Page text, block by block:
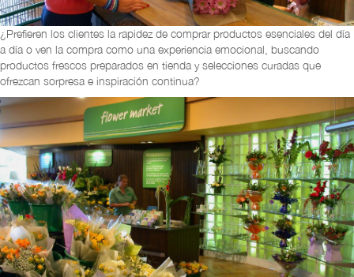
¿Prefieren los clientes la rapidez de comprar productos esenciales del día
a día o ven la compra como una experiencia emocional, buscando
productos frescos preparados en tienda y selecciones curadas que
ofrezcan sorpresa e inspiración continua?